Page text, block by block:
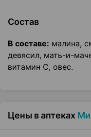
Состав
В составе: малина,
девясил, мать-и-
витамин С, овес.
Цены в аптеках